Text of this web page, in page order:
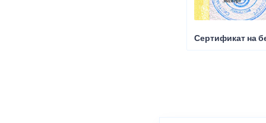
Сертификат на